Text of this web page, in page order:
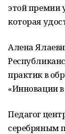
этой премии
которая
Алена
практик в
«Инновации
Педагог
серебряным